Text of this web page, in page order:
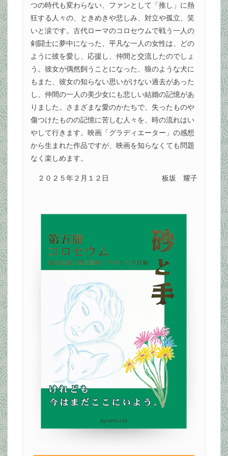
つの時代も変わらない、ファンとして「推し」に熱
狂する人々の、ときめきや悲しみ、対立や孤立、笑
いと涙です。古代ローマのコロセウムで戦う一人の
剣闘士に夢中になった、平凡な一人の女性は、どの
ように彼を愛し、応援し、仲間と交流したのでしょ
う。彼女が偶然飼うことになった、狼のような犬に
もまた、彼女の知らない思いがけない過去があった
し、仲間の一人の美少女にも悲しい結婚の記憶があ
りました。さまざまな愛のかたちで、失ったものや
傷つけたものの記憶に苦しむ人々を、時の流れはい
やして行きます。映画「グラディエーター」の感想
から生まれた作品ですが、映画を知らなくても問題
なく楽しめます。
２０２５年２月１２日 板坂 耀子